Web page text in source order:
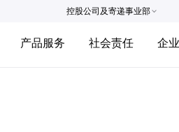
控股公司及寄递事业部
产品服务 社会责任 企